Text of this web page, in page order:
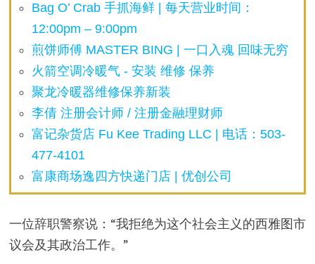
Bag O’ Crab 手抓海鲜 | 每天营业时间：
12:00pm – 9:00pm
煎饼师傅 MASTER BING | 一口入魂 回味无穷
火箭空调冷暖气 - 安装 维修 保养
聚龙冷暖器维修保养新装
李倩 注册会计师 / 注册金融理财师
富记杂货店 Fu Kee Trading LLC | 电话：503-
477-4101
富康商场逸四方快递门店 | 优创公司
一位辞职警察说：“我拒绝为这个社会主义的西雅图市
议会及其政治工作。”